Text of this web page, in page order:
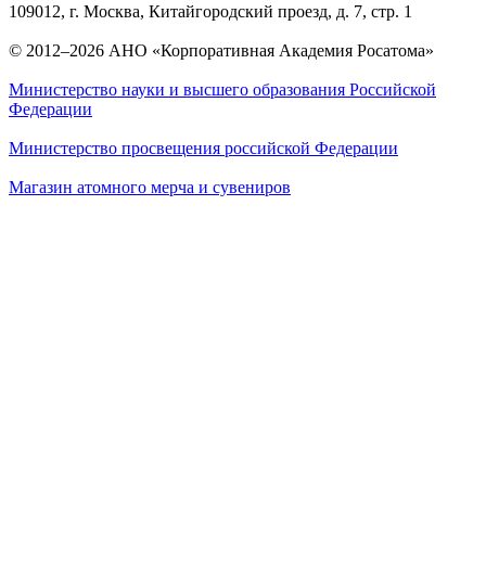
109012, г. Москва, Китайгородский проезд, д. 7, стр. 1
© 2012–2026 АНО «Корпоративная Академия Росатома»
Министерство науки и высшего образования Российской
Федерации
Министерство просвещения российской Федерации
Магазин атомного мерча и сувениров